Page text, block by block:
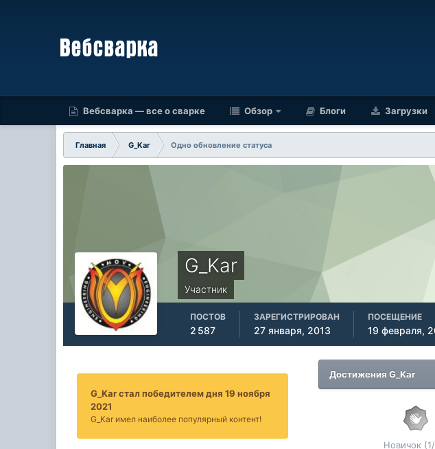
Вебсварка — все о сварке Обзор Блоги Загрузки
Главная G_Kar
Одно обновление статуса
G_Kar
Участник
ПОСТОВ
2 587
ЗАРЕГИСТРИРОВАН
27 января, 2013
ПОСЕЩЕНИЕ
19 февраля,
G_Kar стал победителем дня 19 ноября
2021
G_Kar имел наиболее популярный контент!
Достижения G_Kar
Новичок